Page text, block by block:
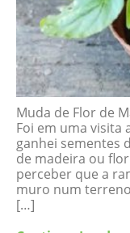
Muda de Flor de
Foi em uma visita
ganhei sementes
de madeira ou
perceber que a
muro num
[…]